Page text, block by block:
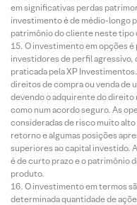
em significativas perdas
investimento é de médio-longo
patrimônio do cliente neste tipo
O investimento em opções
investidores de perfil agressivo,
praticada pela XP
direitos de compra ou venda de
devendo o adquirente do direito
como num acordo seguro. As
consideradas de risco muito
retorno e algumas posições
superiores ao capital investido.
é de curto prazo e o patrimônio
produto.
O investimento em termos
determinada quantidade de